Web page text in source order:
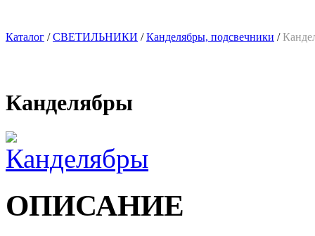
Каталог / СВЕТИЛЬНИКИ / Канделябры, подсвечники /
Канделябры
ОПИСАНИЕ